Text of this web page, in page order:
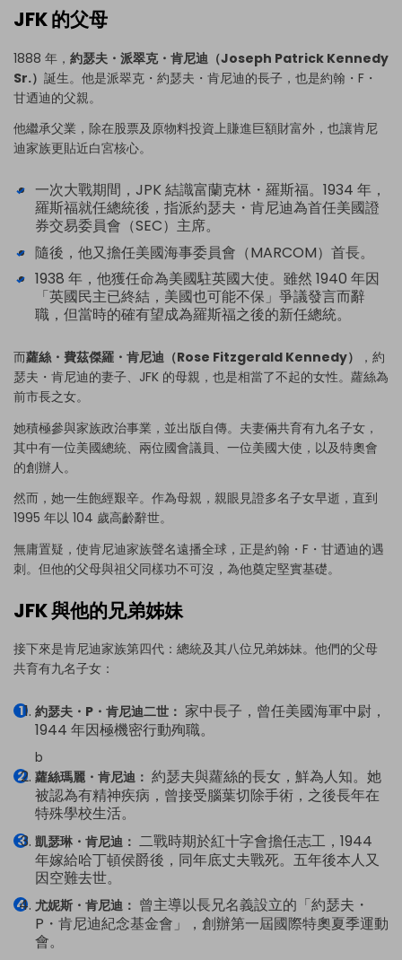
JFK 的父母
1888 年， 約瑟夫・派翠克・肯尼迪（Joseph Patrick Kennedy
Sr.） 誕生。他是派翠克・約瑟夫・肯尼迪的長子，也是約翰・F・
甘迺迪的父親。
他繼承父業，除在股票及原物料投資上賺進巨額財富外，也讓肯尼
迪家族更貼近白宮核心。
一次大戰期間，JPK 結識富蘭克林・羅斯福。1934 年，
羅斯福就任總統後，指派約瑟夫・肯尼迪為首任美國證
券交易委員會（SEC）主席。
隨後，他又擔任美國海事委員會（MARCOM）首長。
1938 年，他獲任命為美國駐英國大使。雖然 1940 年因
「英國民主已終結，美國也可能不保」爭議發言而辭
職，但當時的確有望成為羅斯福之後的新任總統。
而蘿絲・費茲傑羅・肯尼迪（Rose Fitzgerald Kennedy）
，約
瑟夫・肯尼迪的妻子、JFK 的母親，也是相當了不起的女性。蘿絲為
前市長之女。
她積極參與家族政治事業，並出版自傳。夫妻倆共育有九名子女，
其中有一位美國總統、兩位國會議員、一位美國大使，以及特奧會
的創辦人。
然而，她一生飽經艱辛。作為母親，親眼見證多名子女早逝，直到
1995 年以 104 歲高齡辭世。
無庸置疑，使肯尼迪家族聲名遠播全球，正是約翰・F・甘迺迪的遇
刺。但他的父母與祖父同樣功不可沒，為他奠定堅實基礎。
JFK 與他的兄弟姊妹
接下來是肯尼迪家族第四代：總統及其八位兄弟姊妹。他們的父母
共育有九名子女：
約瑟夫・P・肯尼迪二世： 家中長子，曾任美國海軍中尉，
1944 年因極機密行動殉職。
b
蘿絲瑪麗・肯尼迪： 約瑟夫與蘿絲的長女，鮮為人知。她
被認為有精神疾病，曾接受腦葉切除手術，之後長年在
特殊學校生活。
凱瑟琳・肯尼迪： 二戰時期於紅十字會擔任志工，1944
年嫁給哈丁頓侯爵後，同年底丈夫戰死。五年後本人又
因空難去世。
尤妮斯・肯尼迪： 曾主導以長兄名義設立的「約瑟夫・
P・肯尼迪紀念基金會」，創辦第一屆國際特奧夏季運動
會。